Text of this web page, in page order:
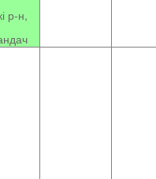
р-н,